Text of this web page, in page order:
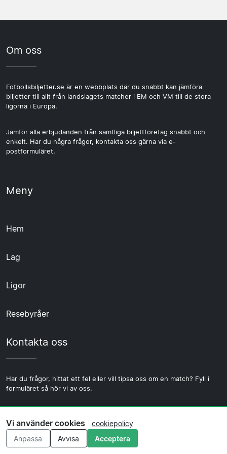
vilka resdatum som passar. Ett paket med matchbiljett,
Om oss
Fotbollsbiljetter.se är en webbplats där du snabbt kan jämföra
biljetter till allt från landslagets matcher i EM och VM till de stora
ligorna i Europa.
Jämför alla erbjudanden från samtliga biljettföretag snabbt och
enkelt. Har du några frågor, kontakta oss gärna via e-
postformuläret.
Meny
Hem
Lag
Ligor
Resebyråer
Kontakta oss
Har du frågor, hittat ett fel eller vill tipsa oss om en match? Fyll i
formuläret så hör vi av oss.
Vi använder cookies
cookiepolicy
Anpassa
Avvisa Acceptera